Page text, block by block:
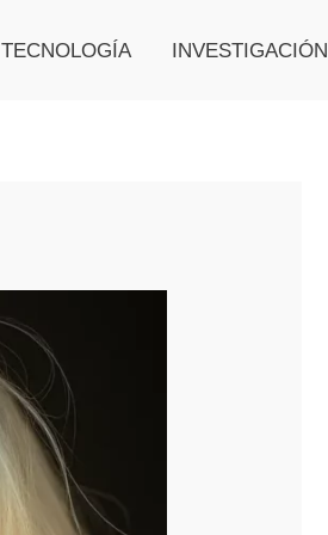
TECNOLOGÍA INVESTIGACIÓN